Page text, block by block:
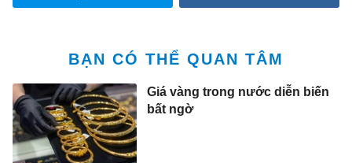
BẠN CÓ THỂ QUAN TÂM
Giá vàng trong nước diễn biến
bất ngờ